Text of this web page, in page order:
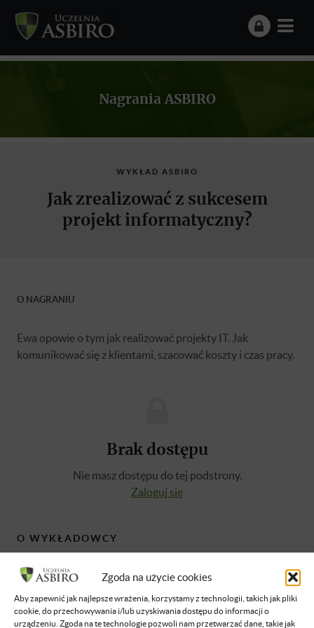
Zgoda na użycie cookies
Aby zapewnić jak najlepsze wrażenia, korzystamy z technologii, takich jak pliki
cookie, do przechowywania i/lub uzyskiwania dostępu do informacji o
urządzeniu. Zgoda na te technologie pozwoli nam przetwarzać dane, takie jak
Nagrania ASBIRO
WYKŁAD ASBIRO
Jak zrealizować z sukcesem
projekt informatyczny?
O NAGRANIU
Ewa opowie o tym jak realizować projekty IT. Jak
komunikować się z klientami, szacować koszty i czas pracy.
Brak dostępu
Nie masz dostępu do tej podstrony.
Zaloguj się
O WYKŁADOWCY
Ewa Zmysłowska
Wszechstronnie wykształcony inżynier,
doktor nauk technicznych, miłośnik sztuk